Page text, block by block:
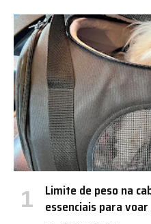
Limite de peso na
essenciais para